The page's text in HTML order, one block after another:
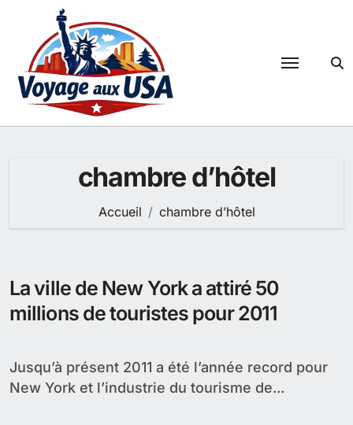
contenu
chambre d’hôtel
Accueil chambre d’hôtel
La ville de New York a attiré 50
millions de touristes pour 2011
Jusqu’à présent 2011 a été l’année record pour
New York et l’industrie du tourisme de...